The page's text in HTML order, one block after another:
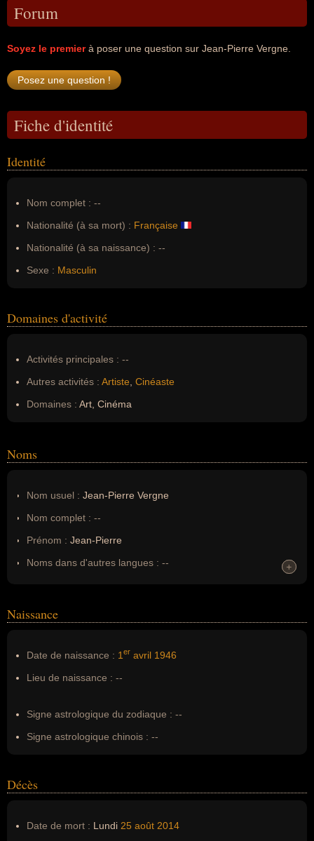
Forum
Soyez le premierà poser une question sur Jean-Pierre Vergne.
Fiche d'identité
Identité
Nom complet : --
Nationalité (à sa mort) : Française
Nationalité (à sa naissance) : --
Sexe : Masculin
Domaines d'activité
Activités principales : --
Autres activités : Artiste Cinéaste
Domaines : Art, Cinéma
Noms
Nom usuel : Jean-Pierre Vergne
Nom complet : --
Prénom : Jean-Pierre
Noms dans d'autres langues : --
Nom de famille :Vergne
+
+
Naissance
Date de naissance : 1 er avril 1946
Lieu de naissance : --
Signe astrologique du zodiaque : --
Signe astrologique chinois : --
Décès
Date de mort : Lundi 25 août 2014